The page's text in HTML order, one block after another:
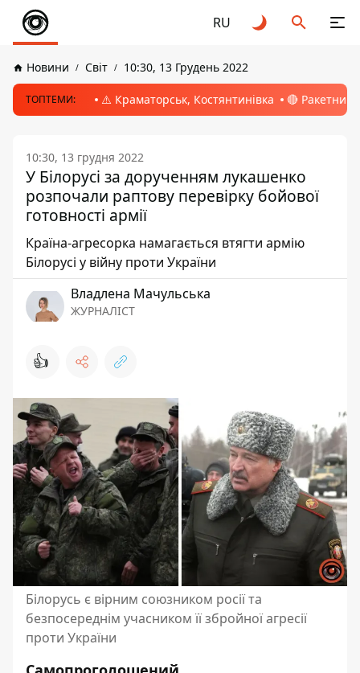
RU
Новини Світ 10:30, 13 Грудень 2022
ТОПТЕМИ: ⚠️ Краматорськ, Костянтинівка 🔴 Ракетний
10:30, 13 грудня 2022
У Білорусі за дорученням лукашенко
розпочали раптову перевірку бойової
готовності армії
Країна-агресорка намагається втягти армію
Білорусі у війну проти України
Владлена Мачульська
ЖУРНАЛІСТ
👍
Білорусь є вірним союзником росії та
безпосереднім учасником її збройної агресії
проти України